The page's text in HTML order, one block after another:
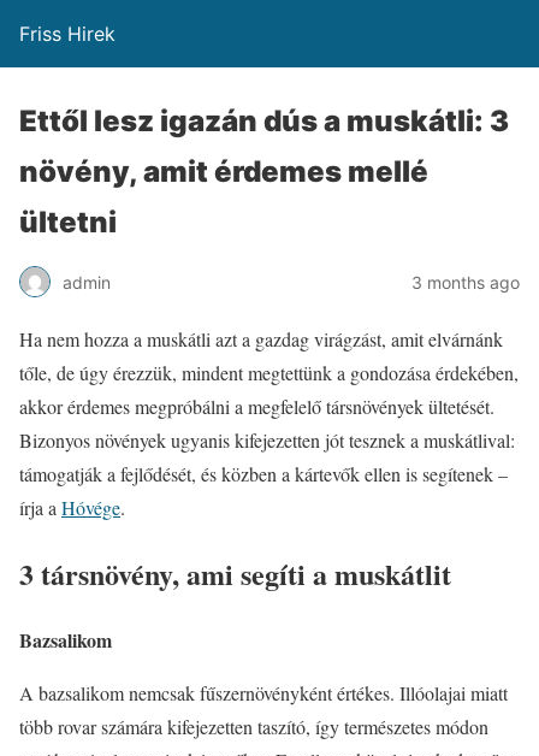
Friss Hirek
Ettől lesz igazán dús a muskátli: 3
növény, amit érdemes mellé
ültetni
admin 3 months ago
Ha nem hozza a muskátli azt a gazdag virágzást, amit elvárnánk
tőle, de úgy érezzük, mindent megtettünk a gondozása érdekében,
akkor érdemes megpróbálni a megfelelő társnövények ültetését.
Bizonyos növények ugyanis kifejezetten jót tesznek a muskátlival:
támogatják a fejlődését, és közben a kártevők ellen is segítenek –
írja a Hóvége.
3 társnövény, ami segíti a muskátlit
Bazsalikom
A bazsalikom nemcsak fűszernövényként értékes. Illóolajai miatt
több rovar számára kifejezetten taszító, így természetes módon